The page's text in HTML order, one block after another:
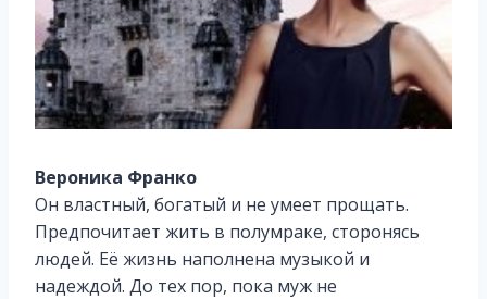
Вероника Франко
Он властный, богатый и не умеет прощать.
Предпочитает жить в полумраке, сторонясь
людей. Её жизнь наполнена музыкой и
надеждой. До тех пор, пока муж не